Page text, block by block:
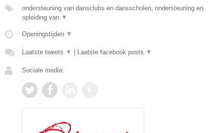
ondersteuning van dansclubs en dansscholen, ondersteuning en
opleiding van ▼
Openingstijden ▼
Laatste tweets ▼ Laatste facebook posts ▼
Sociale media: